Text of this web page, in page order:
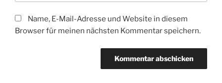
Name, E-Mail-Adresse und Website in diesem
Browser für meinen nächsten Kommentar speichern.